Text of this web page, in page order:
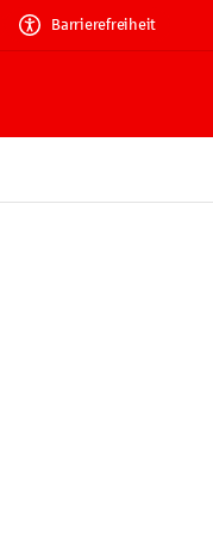
Barrierefreiheit